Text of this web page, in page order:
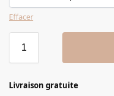
Effacer
Livraison gratuite